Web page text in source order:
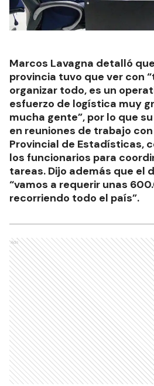
Marcos Lavagna detalló
provincia tuvo que ver con
organizar todo, es un
esfuerzo de logística muy
mucha gente”, por lo que
en reuniones de trabajo
Provincial de Estadísticas,
los funcionarios para
tareas. Dijo además que el
“vamos a requerir unas
recorriendo todo el país”.
Ads